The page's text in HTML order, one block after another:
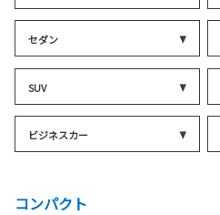
セダン
SUV
ビジネスカー
コンパクト